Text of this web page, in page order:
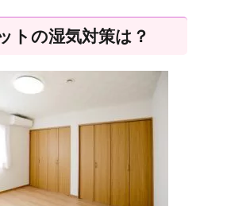
トの湿気対策は？